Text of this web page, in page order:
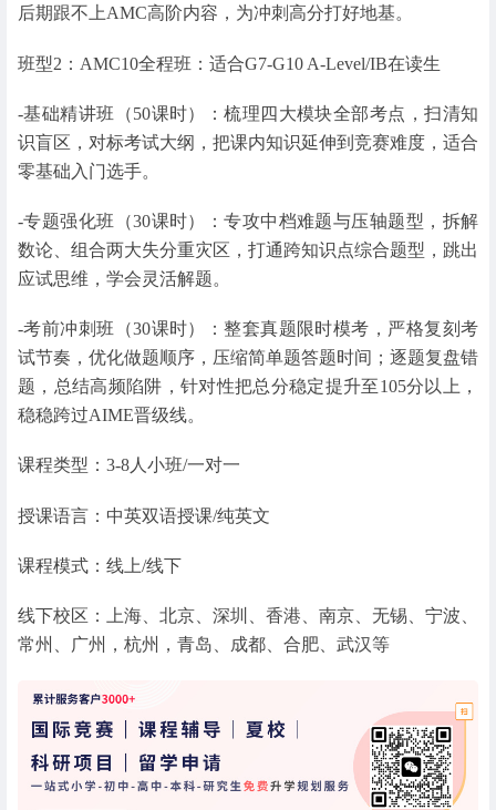
后期跟不上AMC高阶内容，为冲刺高分打好地基。
班型2：AMC10全程班：适合G7-G10 A-Level/IB在读生
-基础精讲班（50课时）：梳理四大模块全部考点，扫清知
识盲区，对标考试大纲，把课内知识延伸到竞赛难度，适合
零基础入门选手。
-专题强化班（30课时）：专攻中档难题与压轴题型，拆解
数论、组合两大失分重灾区，打通跨知识点综合题型，跳出
应试思维，学会灵活解题。
-考前冲刺班（30课时）：整套真题限时模考，严格复刻考
试节奏，优化做题顺序，压缩简单题答题时间；逐题复盘错
题，总结高频陷阱，针对性把总分稳定提升至105分以上，
稳稳跨过AIME晋级线。
课程类型：3-8人小班/一对一
授课语言：中英双语授课/纯英文
课程模式：线上/线下
线下校区：上海、北京、深圳、香港、南京、无锡、宁波、
常州、广州，杭州，青岛、成都、合肥、武汉等